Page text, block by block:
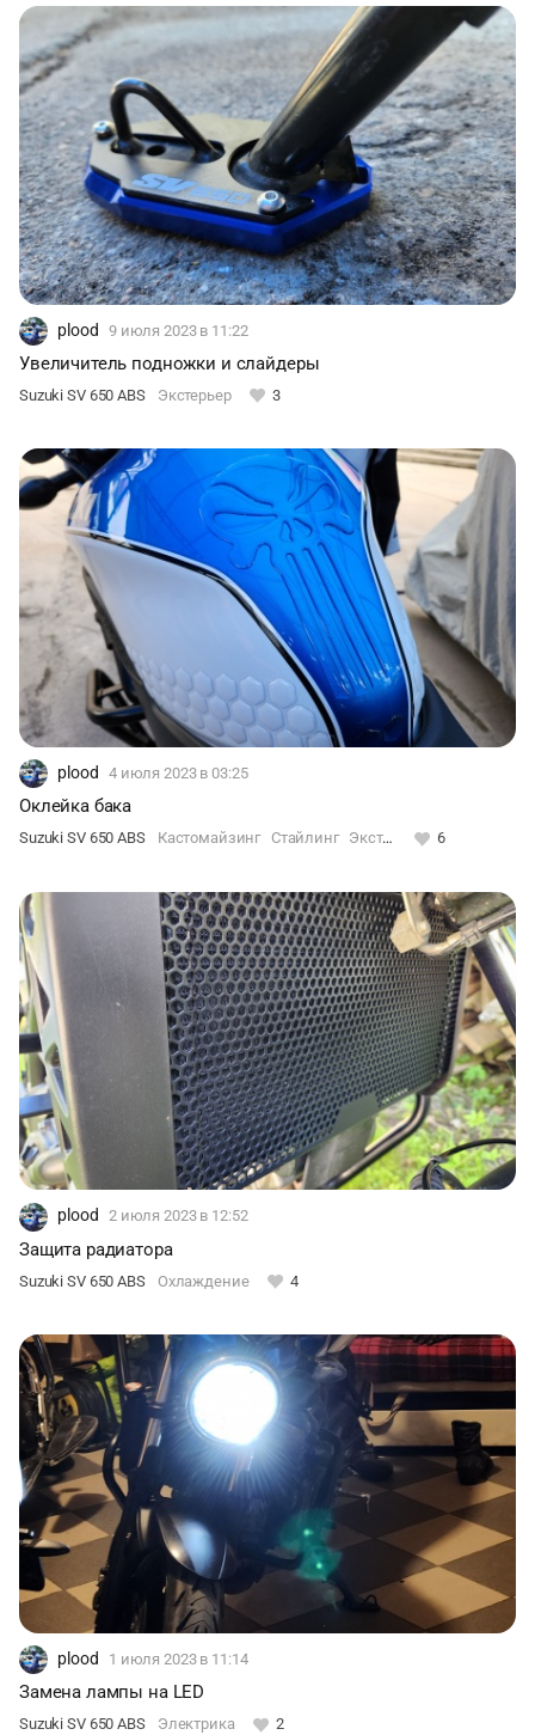
только крутани ручку и он полетит вперёд.
Маневренный, маленький и очень бодрый. Первая
реакция у всех, кто проехался за рулём, одна - Ого, а он
прям едет! Так же радуют наличие АБС и системы
поддержания оборотов на малых скоростях. Из
минусов слабый головной свет с галогеновой
лампочкой и ветрозащита. Даже с этим стеклом после
180км\ч голову приходится держать с усилием, со
временем хочу поменять на MRA. Остальное буду
писать в бортовой журнал, всем спасибо :)
plood 9 июля 2023 в 11:22
Увеличитель подножки и слайдеры
Suzuki SV 650 ABS Экстерьер 3
plood 4 июля 2023 в 03:25
Оклейка бака
Suzuki SV 650 ABS Кастомайзинг Стайлинг Экстерьер 6
plood 2 июля 2023 в 12:52
Защита радиатора
Suzuki SV 650 ABS Охлаждение 4
plood 1 июля 2023 в 11:14
Замена лампы на LED
Suzuki SV 650 ABS Электрика 2